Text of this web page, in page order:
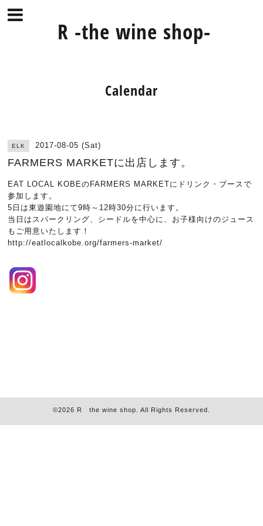
R -the wine shop-
Calendar
ELK 2017-08-05 (Sat)
FARMERS MARKETに出店します。
EAT LOCAL KOBEのFARMERS MARKETにドリンク・ブースで
参加します。
5日は東遊園地にて9時～12時30分に行います。
当日はスパークリング、シードルを中心に、お子様向けのジュース
もご用意いたします！
http://eatlocalkobe.org/farmers-market/
©2026 R the wine shop . All Rights Reserved.